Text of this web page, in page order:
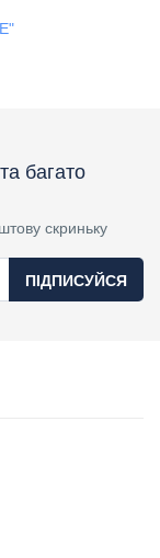
багато
скриньку
ПІДПИСУЙСЯ